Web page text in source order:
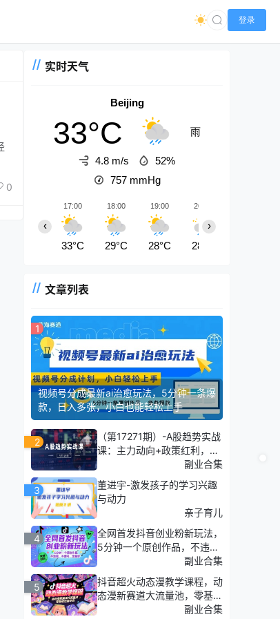
登录
0
实时天气
Beijing
33°C 雨
4.8 m/s
52%
757 mmHg
17:00
33°C
18:00
29°C
19:00
28°C
20:00
28°C
‹ ›
文章列表
1
视频号分成最新ai治愈玩法，5分钟一条爆
款，日入多张，小白也能轻松上手
2
（第17271期）-A股趋势实战
课：主力动向+政策红利，20
副业合集
3
董进宇-激发孩子的学习兴趣
与动力
亲子育儿
4
全网首发抖音创业粉新玩法，
5分钟一个原创作品，不违
副业合集
5
抖音超火动态漫教学课程，动
态漫新赛道大流量池，零基础
副业合集